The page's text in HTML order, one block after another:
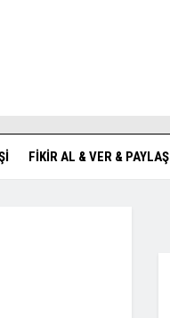
FIKIR AL & VER & PAYLAŞ